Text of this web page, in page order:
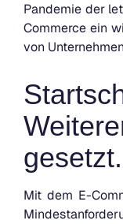
Pandemie der
Commerce ein
von
gesetzt.
Mit dem E-